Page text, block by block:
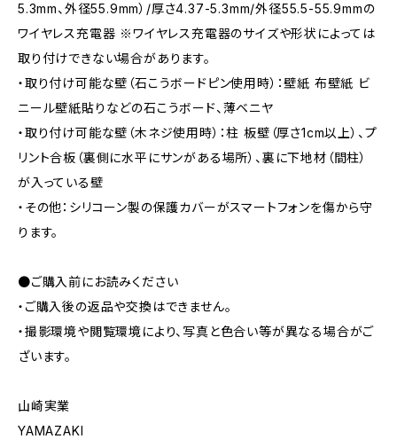
5.3mm、外径55.9mm）/厚さ4.37-5.3mm/外径55.5-55.9mmの
ワイヤレス充電器 ※ワイヤレス充電器のサイズや形状によっては
取り付けできない場合があります。
・取り付け可能な壁（石こうボードピン使用時）：壁紙 布壁紙 ビ
ニール壁紙貼りなどの石こうボード、薄ベニヤ
・取り付け可能な壁（木ネジ使用時）：柱 板壁（厚さ1cm以上）、プ
リント合板（裏側に水平にサンがある場所）、裏に下地材（間柱）
が入っている壁
・その他：シリコーン製の保護カバーがスマートフォンを傷から守
ります。
●ご購入前にお読みください
・ご購入後の返品や交換はできません。
・撮影環境や閲覧環境により、写真と色合い等が異なる場合がご
ざいます。
山崎実業
YAMAZAKI